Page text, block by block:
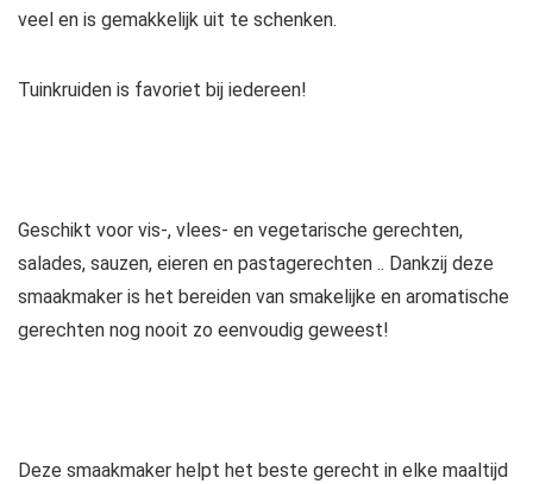
veel en is gemakkelijk uit te schenken.
Tuinkruiden is favoriet bij iedereen!
Geschikt voor vis-, vlees- en vegetarische gerechten,
salades, sauzen, eieren en pastagerechten .. Dankzij deze
smaakmaker is het bereiden van smakelijke en aromatische
gerechten nog nooit zo eenvoudig geweest!
Deze smaakmaker helpt het beste gerecht in elke maaltijd